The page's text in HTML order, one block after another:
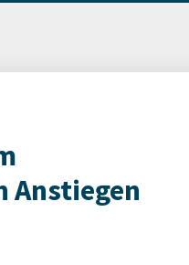
Anstiegen